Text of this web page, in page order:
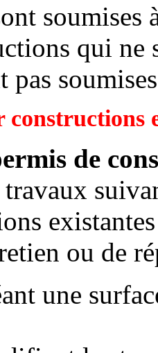
soumises
qui ne
pas
de
ou de
une